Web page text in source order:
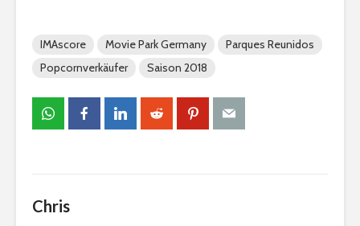
IMAscore Movie Park Germany
Parques Reunidos
Popcornverkäufer
Saison 2018
Chris